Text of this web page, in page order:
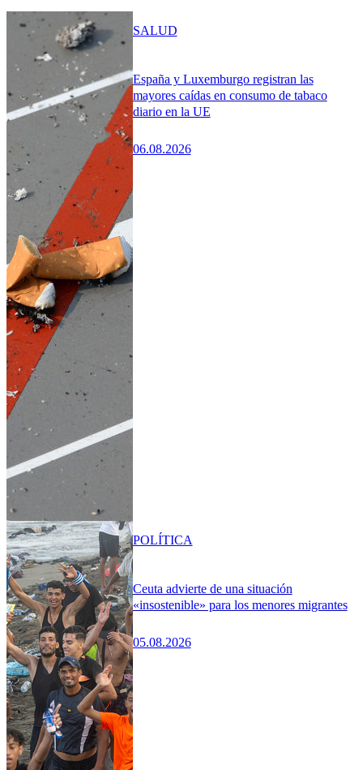
España y Luxemburgo registran las
mayores caídas en consumo de tabaco
diario en la UE
06.08.2026
SALUD
Ceuta advierte de una situación
«insostenible» para los menores migrantes
05.08.2026
POLÍTICA